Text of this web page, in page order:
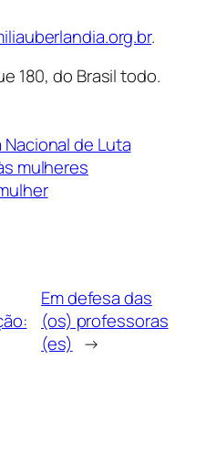
.
180, do Brasil todo.
Nacional de Luta
mulheres
Em defesa das
(os) professoras
(es) →